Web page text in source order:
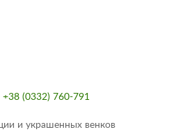
+38 (0332) 760-791
и украшенных венков